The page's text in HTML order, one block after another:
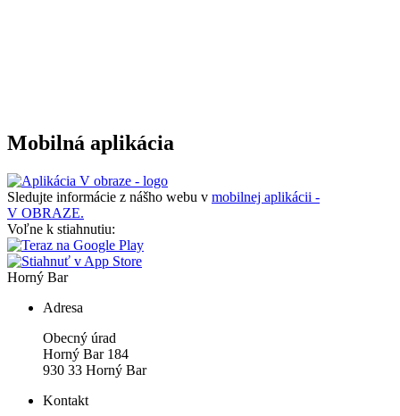
Mobilná aplikácia
Sledujte informácie z nášho webu v mobilnej aplikácii -
V OBRAZE.
Voľne k stiahnutiu:
Horný Bar
Adresa
Obecný úrad
Horný Bar 184
930 33 Horný Bar
Kontakt